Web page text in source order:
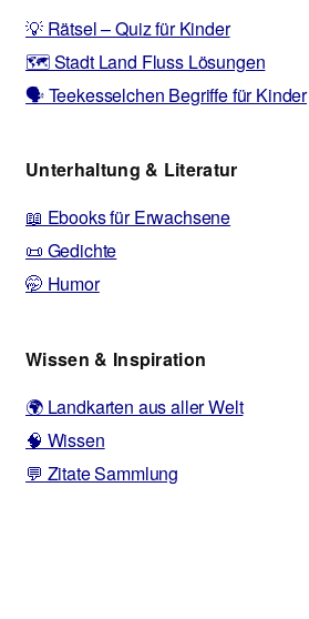
💡 Rätsel – Quiz für Kinder
🗺️ Stadt Land Fluss Lösungen
🗣️ Teekesselchen Begriffe für Kinder
Unterhaltung & Literatur
📖 Ebooks für Erwachsene
📜 Gedichte
🤭 Humor
Wissen & Inspiration
🌍 Landkarten aus aller Welt
🧠 Wissen
💬 Zitate Sammlung